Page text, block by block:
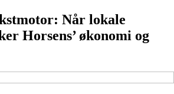
Når lokale
Horsens’ økonomi og